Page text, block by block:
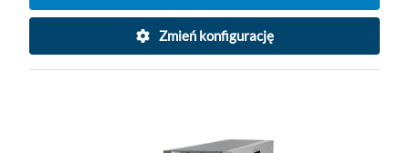
Zmień konfigurację